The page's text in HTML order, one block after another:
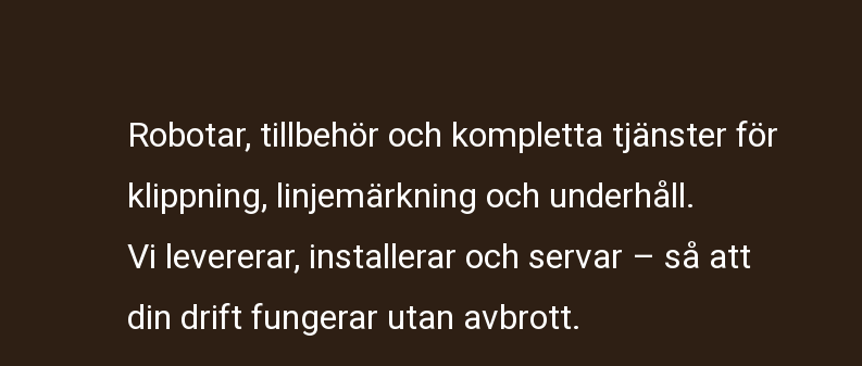
Robotar, tillbehör och kompletta tjänster för
klippning, linjemärkning och underhåll.
Vi levererar, installerar och servar – så att
din drift fungerar utan avbrott.